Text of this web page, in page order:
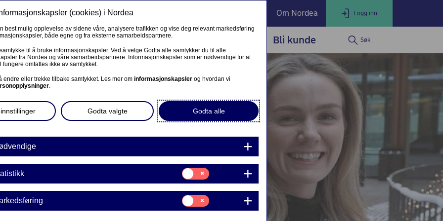
Privat Om Nordea Logg inn
LOGG INN
Nettbank Privat
Nordea Business
Nordea Corporate
Endre eller fullfør private lånesøknader
Mine lånesøknader
BEDRIFT
Corporate Netbank
AutoFX Hedging
Bedriftens dokumenter
Våre sider -kundeinformasjon
VPS Investortjenester
VPS Foretakstjenester
Våre produkter Fagforbund Bli kunde Søk
å bli
rente enn oss.
hun en rekke
(cookies) i Nordea
best mulig opplevelse av sidene våre, analysere trafikken og vise deg relevant markedsføring
både egne og fra eksterne samarbeidspartnere.
til å bruke informasjonskapsler. Ved å velge Godta alle samtykker du til alle
fra Nordea og våre samarbeidspartnere. Informasjonskapsler som er nødvendige for at
fungere omfattes ikke av samtykket.
endre eller trekke tilbake samtykket. Les mer om informasjonskapsler og hvordan vi
.
Godta alle
Godta valgte
Samtykke
til:
Statistikk
Samtykke
til:
Markedsføring